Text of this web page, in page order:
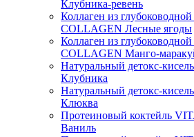
Клубника-ревень
Коллаген из
COLLAGEN Лесные ягоды
Коллаген из
COLLAGEN Манго-
Натуральный детокс-
Клубника
Натуральный детокс-
Клюква
Протеиновый коктейль
Ваниль